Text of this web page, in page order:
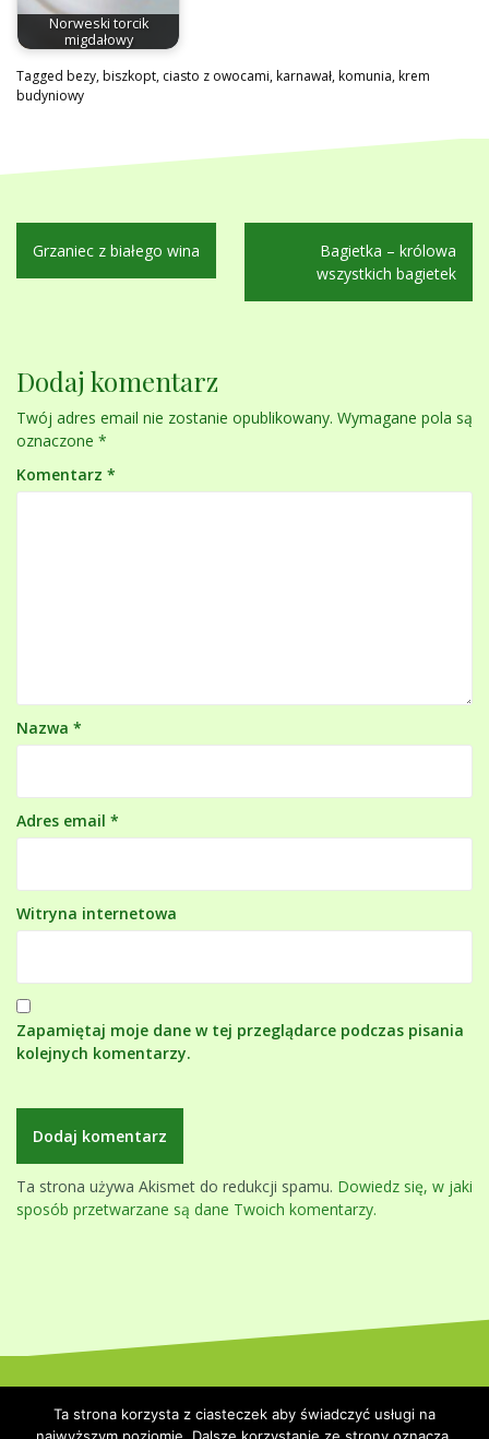
Norweski torcik
migdałowy
Tagged bezy,biszkopt, ciasto z owocami,karnawał,komunia,krem
budyniowy
Nawigacja
wpisu
Grzaniec z białego wina
Bagietka – królowa
wszystkich bagietek
Dodaj komentarz
Twój adres email nie zostanie opublikowany. Wymagane pola są
oznaczone *
Komentarz *
Nazwa *
Adres email *
Witryna internetowa
Zapamiętaj moje dane w tej przeglądarce podczas pisania
kolejnych komentarzy.
Ta strona używa Akismet do redukcji spamu. Dowiedz się, w jaki
sposób przetwarzane są dane Twoich komentarzy.
Themeisle.
Ta strona korzysta z ciasteczek aby świadczyć usługi na